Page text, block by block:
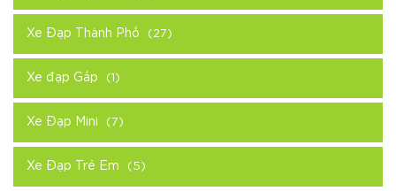
Xe Đạp Thành Phố (27)
Xe đạp Gấp (1)
Xe Đạp Mini (7)
Xe Đạp Trẻ Em (5)